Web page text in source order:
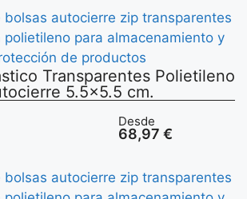
Transparentes Polietileno
5.5×5.5 cm.
Desde
68,97 €